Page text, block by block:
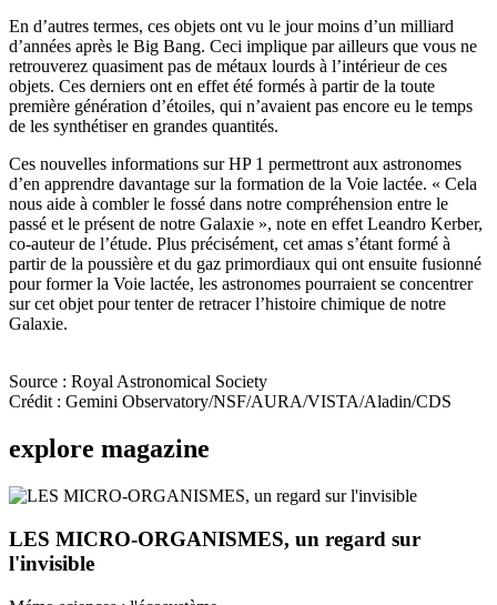
En d’autres termes, ces objets ont vu le jour moins d’un milliard
d’années après le Big Bang. Ceci implique par ailleurs que vous ne
retrouverez quasiment pas de métaux lourds à l’intérieur de ces
objets. Ces derniers ont en effet été formés à partir de la toute
première génération d’étoiles, qui n’avaient pas encore eu le temps
de les synthétiser en grandes quantités.
Ces nouvelles informations sur HP 1 permettront aux astronomes
d’en apprendre davantage sur la formation de la Voie lactée. « Cela
nous aide à combler le fossé dans notre compréhension entre le
passé et le présent de notre Galaxie », note en effet Leandro Kerber,
co-auteur de l’étude. Plus précisément, cet amas s’étant formé à
partir de la poussière et du gaz primordiaux qui ont ensuite fusionné
pour former la Voie lactée, les astronomes pourraient se concentrer
sur cet objet pour tenter de retracer l’histoire chimique de notre
Galaxie.
Source : Royal Astronomical Society
Crédit : Gemini Observatory/NSF/AURA/VISTA/Aladin/CDS
explore magazine
LES MICRO-ORGANISMES, un regard sur
l'invisible